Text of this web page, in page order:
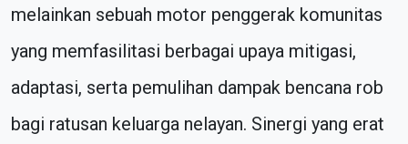
melainkan sebuah motor penggerak komunitas
yang memfasilitasi berbagai upaya mitigasi,
adaptasi, serta pemulihan dampak bencana rob
bagi ratusan keluarga nelayan. Sinergi yang erat